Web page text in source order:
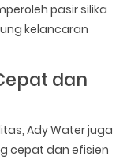
pasir silika
kelancaran
dan
Ady Water juga
cepat dan efisien